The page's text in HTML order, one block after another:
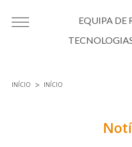
EQUIPA DE
INÍCIO INÍCIO